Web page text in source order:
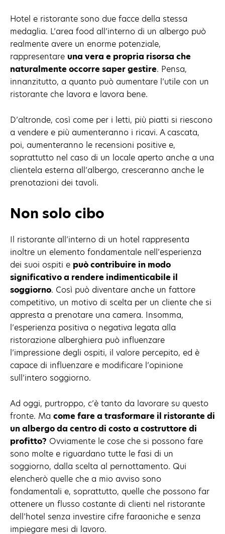
Hotel e ristorante sono due facce della stessa
medaglia. L’area food all’interno di un albergo può
realmente avere un enorme potenziale,
rappresentare una vera e propria risorsa che
naturalmente occorre saper gestire. Pensa,
innanzitutto, a quanto può aumentare l’utile con un
ristorante che lavora e lavora bene.
D’altronde, così come per i letti, più piatti si riescono
a vendere e più aumenteranno i ricavi. A cascata,
poi, aumenteranno le recensioni positive e,
soprattutto nel caso di un locale aperto anche a una
clientela esterna all’albergo, cresceranno anche le
prenotazioni dei tavoli.
Non solo cibo
Il ristorante all’interno di un hotel rappresenta
inoltre un elemento fondamentale nell’esperienza
dei suoi ospiti e può contribuire in modo
significativo a rendere indimenticabile il
soggiorno. Così può diventare anche un fattore
competitivo, un motivo di scelta per un cliente che si
appresta a prenotare una camera. Insomma,
l’esperienza positiva o negativa legata alla
ristorazione alberghiera può influenzare
l’impressione degli ospiti, il valore percepito, ed è
capace di influenzare e modificare l’opinione
sull’intero soggiorno.
Ad oggi, purtroppo, c’è tanto da lavorare su questo
fronte. Ma come fare a trasformare il ristorante di
un albergo da centro di costo a costruttore di
profitto? Ovviamente le cose che si possono fare
sono molte e riguardano tutte le fasi di un
soggiorno, dalla scelta al pernottamento. Qui
elencherò quelle che a mio avviso sono
fondamentali e, soprattutto, quelle che possono far
ottenere un flusso costante di clienti nel ristorante
dell’hotel senza investire cifre faraoniche e senza
impiegare mesi di lavoro.